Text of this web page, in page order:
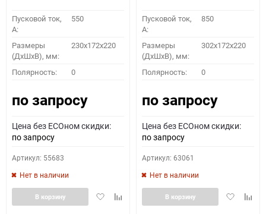
Пусковой ток,
A:
550
Размеры
(ДхШхВ), мм:
230x172x220
Полярность: 0
по запросу
Цена без ECOном скидки:
по запросу
Артикул: 55683
Нет в наличии
ДобавитьДобавить
В корзину
Пусковой ток,
A:
850
Размеры
(ДхШхВ), мм:
302x172x220
Полярность: 0
по запросу
Цена без ECOном скидки:
по запросу
Артикул: 63061
Нет в наличии
Добавить
В корзину